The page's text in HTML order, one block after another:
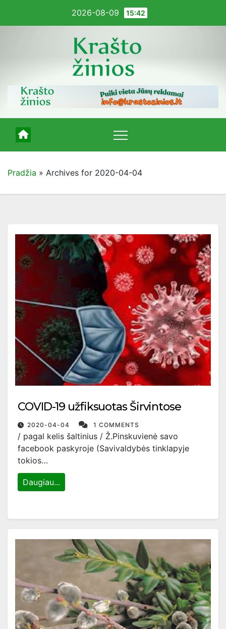
2026-08-09 15:42
Pradžia » Archives for 2020-04-04
COVID-19 užfiksuotas Širvintose
2020-04-04 1 COMMENTS
/ pagal kelis šaltinius / Ž.Pinskuvienė savo
facebook paskyroje (Savivaldybės tinklapyje
tokios…
Daugiau...